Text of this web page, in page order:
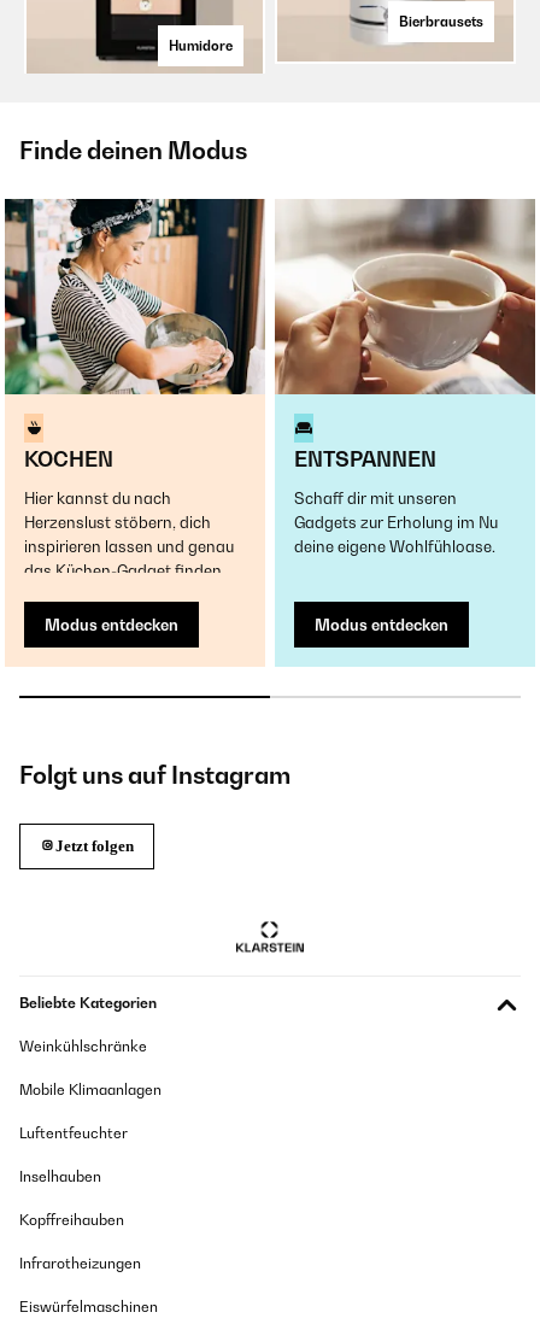
Humidore
Bierbrausets
Finde deinen Modus
KOCHEN
Hier kannst du nach
Herzenslust stöbern, dich
inspirieren lassen und genau
das Küchen-Gadget finden.
Modus entdecken
ENTSPANNEN
Schaff dir mit unseren
Gadgets zur Erholung im Nu
deine eigene Wohlfühloase.
Modus entdecken
Folgt uns auf Instagram
Jetzt folgen
Beliebte Kategorien
Weinkühlschränke
Mobile Klimaanlagen
Luftentfeuchter
Inselhauben
Kopffreihauben
Infrarotheizungen
Eiswürfelmaschinen